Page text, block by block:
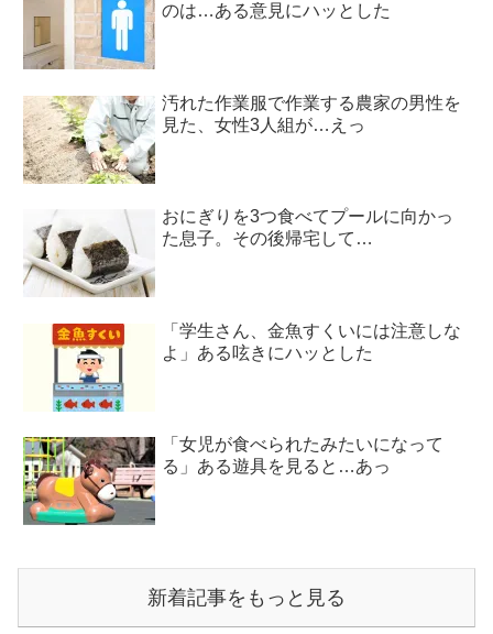
のは…ある意見にハッとした
汚れた作業服で作業する農家の男性を
見た、女性3人組が…えっ
おにぎりを3つ食べてプールに向かっ
た息子。その後帰宅して…
「学生さん、金魚すくいには注意しな
よ」ある呟きにハッとした
「女児が食べられたみたいになって
る」ある遊具を見ると…あっ
新着記事をもっと見る